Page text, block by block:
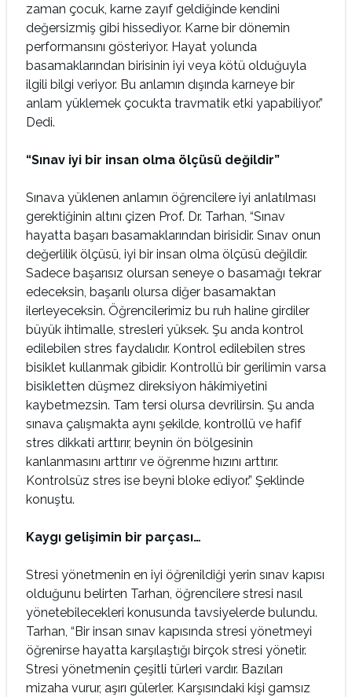
zaman çocuk, karne zayıf geldiğinde kendini
değersizmiş gibi hissediyor. Karne bir dönemin
performansını gösteriyor. Hayat yolunda
basamaklarından birisinin iyi veya kötü olduğuyla
ilgili bilgi veriyor. Bu anlamın dışında karneye bir
anlam yüklemek çocukta travmatik etki yapabiliyor.”
Dedi.
“Sınav iyi bir insan olma ölçüsü değildir”
Sınava yüklenen anlamın öğrencilere iyi anlatılması
gerektiğinin altını çizen Prof. Dr. Tarhan, “Sınav
hayatta başarı basamaklarından birisidir. Sınav onun
değerlilik ölçüsü, iyi bir insan olma ölçüsü değildir.
Sadece başarısız olursan seneye o basamağı tekrar
edeceksin, başarılı olursa diğer basamaktan
ilerleyeceksin. Öğrencilerimiz bu ruh haline girdiler
büyük ihtimalle, stresleri yüksek. Şu anda kontrol
edilebilen stres faydalıdır. Kontrol edilebilen stres
bisiklet kullanmak gibidir. Kontrollü bir gerilimin varsa
bisikletten düşmez direksiyon hâkimiyetini
kaybetmezsin. Tam tersi olursa devrilirsin. Şu anda
sınava çalışmakta aynı şekilde, kontrollü ve hafif
stres dikkati arttırır, beynin ön bölgesinin
kanlanmasını arttırır ve öğrenme hızını arttırır.
Kontrolsüz stres ise beyni bloke ediyor.” Şeklinde
konuştu.
Kaygı gelişimin bir parçası…
Stresi yönetmenin en iyi öğrenildiği yerin sınav kapısı
olduğunu belirten Tarhan, öğrencilere stresi nasıl
yönetebilecekleri konusunda tavsiyelerde bulundu.
Tarhan, “Bir insan sınav kapısında stresi yönetmeyi
öğrenirse hayatta karşılaştığı birçok stresi yönetir.
Stresi yönetmenin çeşitli türleri vardır. Bazıları
mizaha vurur, aşırı gülerler. Karşısındaki kişi gamsız